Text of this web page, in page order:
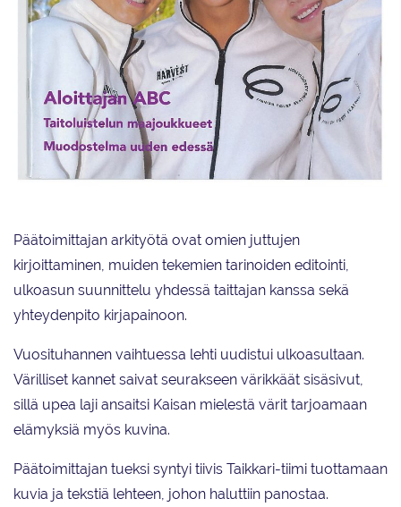
Päätoimittajan arkityötä ovat omien juttujen
kirjoittaminen, muiden tekemien tarinoiden editointi,
ulkoasun suunnittelu yhdessä taittajan kanssa sekä
yhteydenpito kirjapainoon.
Vuosituhannen vaihtuessa lehti uudistui ulkoasultaan.
Värilliset kannet saivat seurakseen värikkäät sisäsivut,
sillä upea laji ansaitsi Kaisan mielestä värit tarjoamaan
elämyksiä myös kuvina.
Päätoimittajan tueksi syntyi tiivis Taikkari-tiimi tuottamaan
kuvia ja tekstiä lehteen, johon haluttiin panostaa.